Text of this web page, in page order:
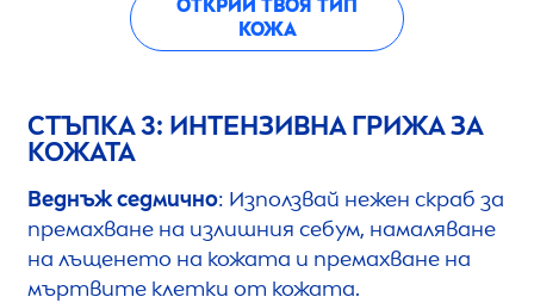
ОТКРИЙ ТВОЯ ТИП
КОЖА
СТЪПКА 3: ИНТЕНЗИВНА ГРИЖА ЗА
КОЖАТА
Веднъж седмично: Използвай нежен скраб за
премахване на излишния себум, намаляване
на лъщенето на кожата и премахване на
мъртвите клетки от кожата.